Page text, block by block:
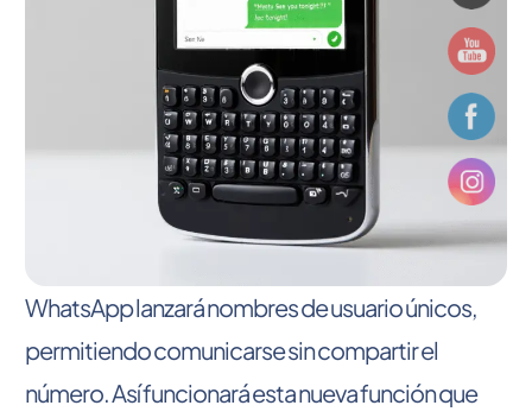
WhatsApp lanzará nombres de usuario únicos,
permitiendo comunicarse sin compartir el
número. Así funcionará esta nueva función que